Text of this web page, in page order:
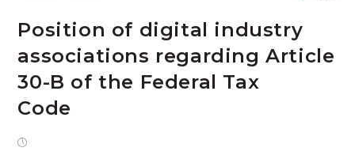
Position of digital industry
associations regarding Article
30-B of the Federal Tax
Code